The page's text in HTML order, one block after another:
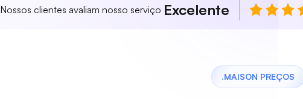
Nossos clientes avaliam nosso serviço Excelente
.MAISON PREÇOS